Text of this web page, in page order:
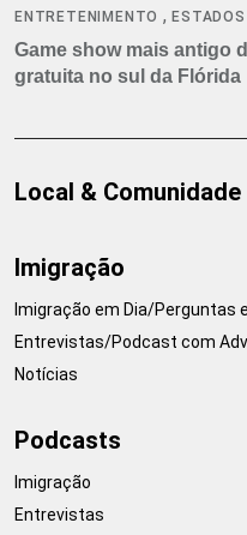
ENTRETENIMENTO ,
Game show mais antigo
gratuita no sul da Flórida
Local & Comunidade
Imigração
Imigração em Dia/Perguntas
Entrevistas/Podcast com
Notícias
Podcasts
Imigração
Entrevistas